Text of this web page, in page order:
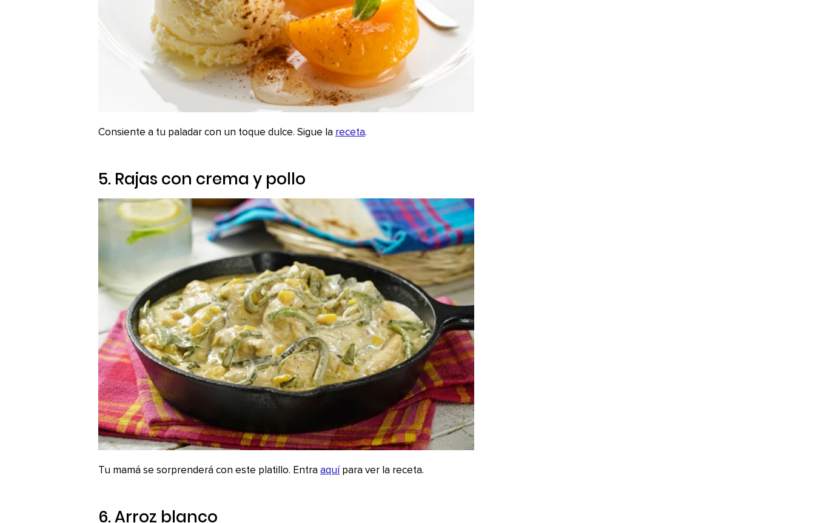
Consiente a tu paladar con un toque dulce. Sigue la receta.
5. Rajas con crema y pollo
Tu mamá se sorprenderá con este platillo. Entra aquí para ver la receta.
6. Arroz blanco